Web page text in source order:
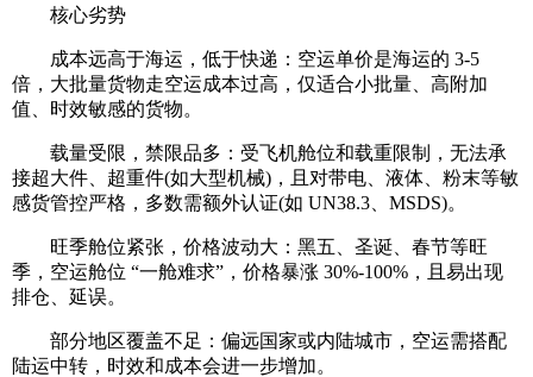
核心劣势
成本远高于海运，低于快递：空运单价是海运的 3-5
倍，大批量货物走空运成本过高，仅适合小批量、高附加
值、时效敏感的货物。
载量受限，禁限品多：受飞机舱位和载重限制，无法承
接超大件、超重件(如大型机械)，且对带电、液体、粉末等敏
感货管控严格，多数需额外认证(如 UN38.3、MSDS)。
旺季舱位紧张，价格波动大：黑五、圣诞、春节等旺
季，空运舱位 “一舱难求”，价格暴涨 30%-100%，且易出现
排仓、延误。
部分地区覆盖不足：偏远国家或内陆城市，空运需搭配
陆运中转，时效和成本会进一步增加。